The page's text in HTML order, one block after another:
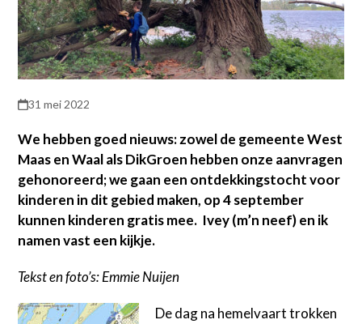
31 mei 2022
We hebben goed nieuws: zowel de gemeente West
Maas en Waal als DikGroen hebben onze aanvragen
gehonoreerd; we gaan een ontdekkingstocht voor
kinderen in dit gebied maken, op 4 september
kunnen kinderen gratis mee. Ivey (m’n neef) en ik
namen vast een kijkje.
Tekst en foto’s: Emmie Nuijen
De dag na hemelvaart trokken